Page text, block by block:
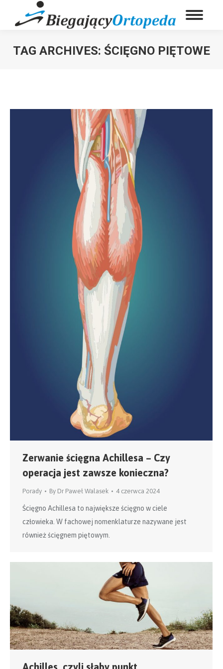
TAG ARCHIVES: ŚCIĘGNO PIĘTOWE
Zerwanie ścięgna Achillesa – Czy
operacja jest zawsze konieczna?
Porady By Dr Paweł Walasek 4 czerwca 2024
Ścięgno Achillesa to największe ścięgno w ciele
człowieka. W fachowej nomenklaturze nazywane jest
również ścięgnem piętowym.